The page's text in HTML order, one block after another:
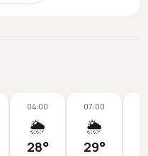
04:00
🌦️
28°
07:00
🌦️
29°